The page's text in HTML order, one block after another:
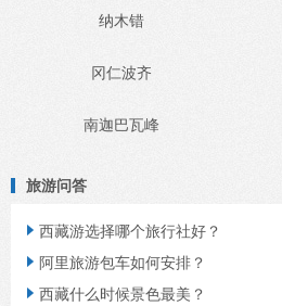
纳木错
冈仁波齐
南迦巴瓦峰
旅游问答
 西藏游选择哪个旅行社好？
 阿里旅游包车如何安排？
 西藏什么时候景色最美？